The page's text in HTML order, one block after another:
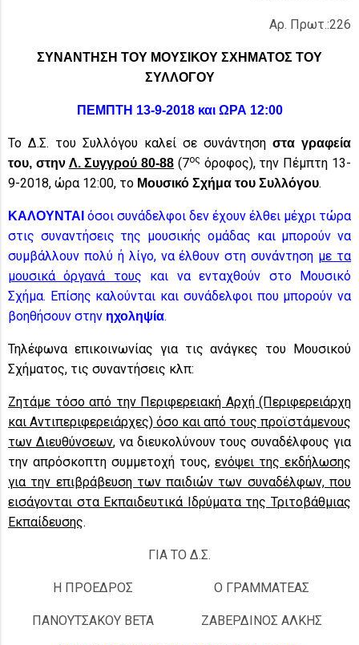
Αρ. Πρωτ.:226
ΣΥΝΑΝΤΗΣΗ ΤΟΥ ΜΟΥΣΙΚΟΥ ΣΧΗΜΑΤΟΣ ΤΟΥ
ΣΥΛΛΟΓΟΥ
ΠΕΜΠΤΗ 13-9-2018 και ΩΡΑ 12:00
Το Δ.Σ. του Συλλόγου καλεί σε συνάντηση στα γραφεία
του, στην Λ. Συγγρού 80-88 (7ος όροφος), την Πέμπτη 13-
9-2018, ώρα 12:00, το Μουσικό Σχήμα του Συλλόγου.
ΚΑΛΟΥΝΤΑΙ όσοι συνάδελφοι δεν έχουν έλθει μέχρι τώρα
στις συναντήσεις της μουσικής ομάδας και μπορούν να
συμβάλλουν πολύ ή λίγο, να έλθουν στη συνάντηση με τα
μουσικά όργανά τους και να ενταχθούν στο Μουσικό
Σχήμα. Επίσης καλούνται και συνάδελφοι που μπορούν να
βοηθήσουν στην ηχοληψία.
Τηλέφωνα επικοινωνίας για τις ανάγκες του Μουσικού
Σχήματος, τις συναντήσεις κλπ:
Ζητάμε τόσο από την Περιφερειακή Αρχή (Περιφερειάρχη
και Αντιπεριφερειάρχες) όσο και από τους προϊστάμενους
των Διευθύνσεων, να διευκολύνουν τους συναδέλφους για
την απρόσκοπτη συμμετοχή τους, ενόψει της εκδήλωσης
για την επιβράβευση των παιδιών των συναδέλφων, που
εισάγονται στα Εκπαιδευτικά Ιδρύματα της Τριτοβάθμιας
Εκπαίδευσης.
ΓΙΑ ΤΟ Δ.Σ.
Η ΠΡΟΕΔΡΟΣ
ΠΑΝΟΥΤΣΑΚΟΥ ΒΕΤΑ
Ο ΓΡΑΜΜΑΤΕΑΣ
ΖΑΒΕΡΔΙΝΟΣ ΑΛΚΗΣ